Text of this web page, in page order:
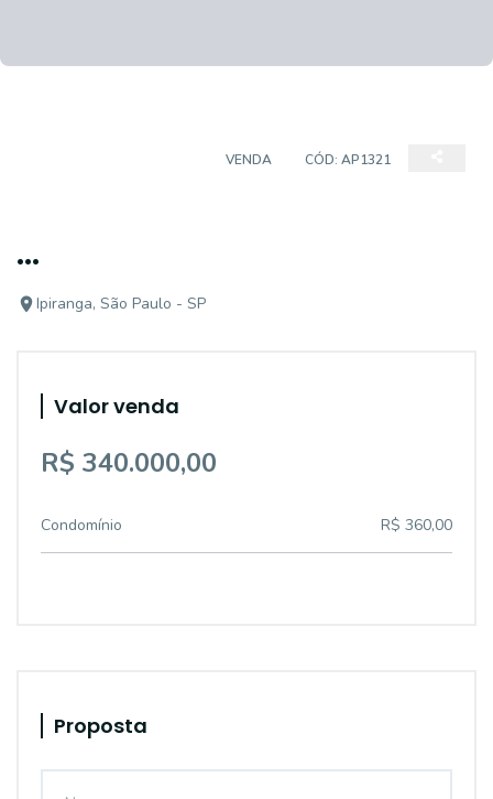
VENDA CÓD: AP1321
...
Ipiranga, São Paulo - SP
Valor venda
R$ 340.000,00
Condomínio R$ 360,00
Proposta